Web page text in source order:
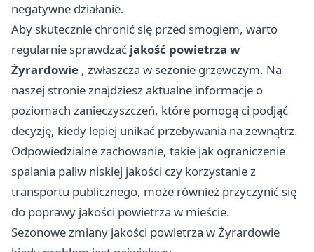
negatywne działanie.
Aby skutecznie chronić się przed smogiem, warto
regularnie sprawdzać jakość powietrza w
Żyrardowie , zwłaszcza w sezonie grzewczym. Na
naszej stronie znajdziesz aktualne informacje o
poziomach zanieczyszczeń, które pomogą ci podjąć
decyzję, kiedy lepiej unikać przebywania na zewnątrz.
Odpowiedzialne zachowanie, takie jak ograniczenie
spalania paliw niskiej jakości czy korzystanie z
transportu publicznego, może również przyczynić się
do poprawy jakości powietrza w mieście.
Sezonowe zmiany jakości powietrza w Żyrardowie